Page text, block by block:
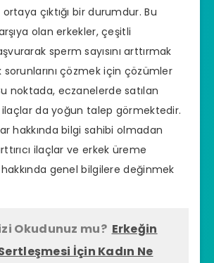
çıktığı bir durumdur. Bu
olan erkekler, çeşitli
sperm sayısını arttırmak
sorunlarını çözmek için çözümler
noktada, eczanelerde satılan
ilaçlar da yoğun talep görmektedir.
hakkında bilgi sahibi olmadan
ilaçlar ve erkek üreme
hakkında genel bilgilere değinmek
Okudunuz mu? Erkeğin
İçin Kadın Ne